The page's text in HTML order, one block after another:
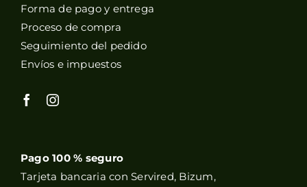
Forma de pago y entrega
Proceso de compra
Seguimiento del pedido
Envíos e impuestos
Pago 100 % seguro
Tarjeta bancaria con Servired, Bizum,